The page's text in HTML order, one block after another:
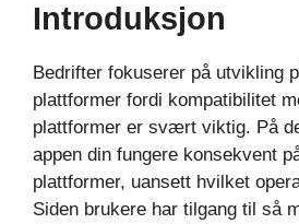
Introduksjon
Bedrifter fokuserer på utvikling
plattformer fordi kompatibilitet
plattformer er svært viktig. På
appen din fungere konsekvent
plattformer, uansett hvilket
Siden brukere har tilgang til så